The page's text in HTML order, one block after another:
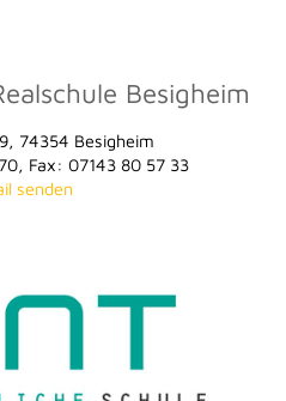
Besigheim
74354 Besigheim
Fax: 07143 80 57 33
senden